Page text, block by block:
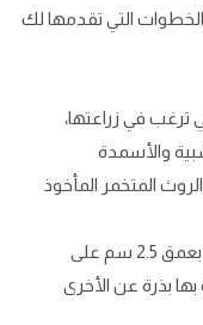
الخطوات التي تقدمها لك
ترغب في زراعتها،
والأسمدة
المتخمر المأخوذ
ضع البذور في أصيص ممتلئ بالتربة بعمق 2.5 سم على
بذرة عن الأخرى